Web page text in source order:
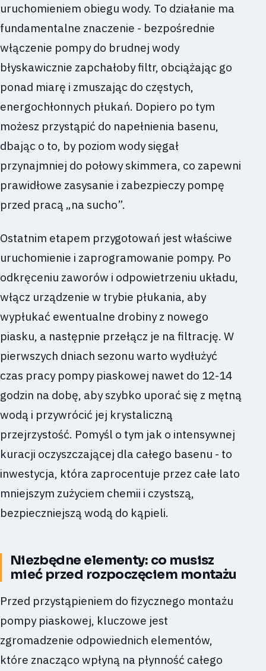
uruchomieniem obiegu wody. To działanie ma
fundamentalne znaczenie - bezpośrednie
włączenie pompy do brudnej wody
błyskawicznie zapchałoby filtr, obciążając go
ponad miarę i zmuszając do częstych,
energochłonnych płukań. Dopiero po tym
możesz przystąpić do napełnienia basenu,
dbając o to, by poziom wody sięgał
przynajmniej do połowy skimmera, co zapewni
prawidłowe zasysanie i zabezpieczy pompę
przed pracą „na sucho”.
Ostatnim etapem przygotowań jest właściwe
uruchomienie i zaprogramowanie pompy. Po
odkręceniu zaworów i odpowietrzeniu układu,
włącz urządzenie w trybie płukania, aby
wypłukać ewentualne drobiny z nowego
piasku, a następnie przełącz je na filtrację. W
pierwszych dniach sezonu warto wydłużyć
czas pracy pompy piaskowej nawet do 12-14
godzin na dobę, aby szybko uporać się z mętną
wodą i przywrócić jej krystaliczną
przejrzystość. Pomyśl o tym jak o intensywnej
kuracji oczyszczającej dla całego basenu - to
inwestycja, która zaprocentuje przez całe lato
mniejszym zużyciem chemii i czystszą,
bezpieczniejszą wodą do kąpieli.
Niezbędne elementy: co musisz
mieć przed rozpoczęciem montażu
Przed przystąpieniem do fizycznego montażu
pompy piaskowej, kluczowe jest
zgromadzenie odpowiednich elementów,
które znacząco wpłyną na płynność całego